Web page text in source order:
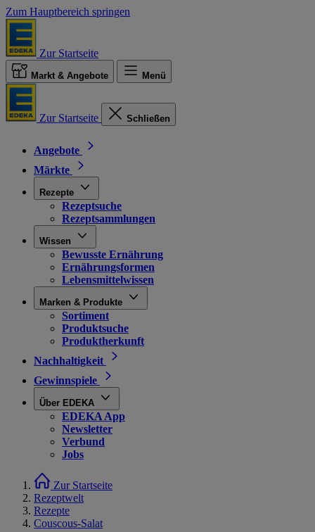
Zum Hauptbereich springen
Zur Startseite
Markt & Angebote Menü
Zur Startseite Schließen
Angebote
Märkte
Rezepte
Rezeptsuche
Rezeptsammlungen
Wissen
Bewusste Ernährung
Ernährungsformen
Lebensmittelwissen
Marken & Produkte
Sortiment
Produktsuche
Produktherkunft
Nachhaltigkeit
Gewinnspiele
Über EDEKA
EDEKA App
Newsletter
Verbund
Jobs
Zur Startseite
Rezeptwelt
Rezepte
Couscous-Salat